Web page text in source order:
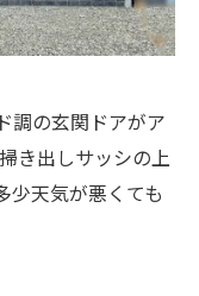
調の玄関ドアがア
き出しサッシの上
少天気が悪くても